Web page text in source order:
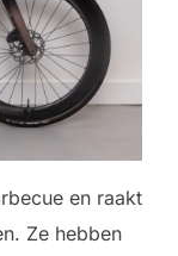
en raakt
Ze hebben